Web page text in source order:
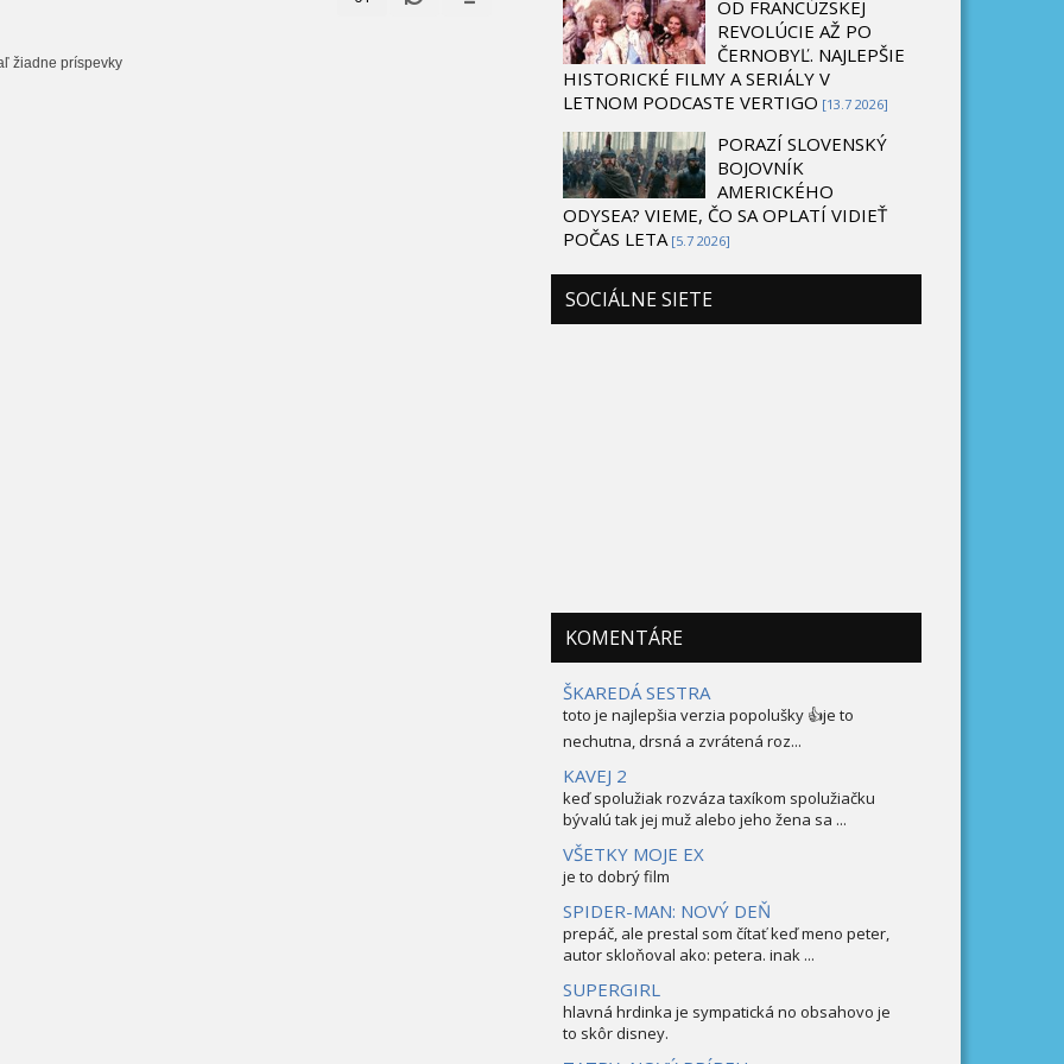
žiadne príspevky
OD FRANCÚZSKEJ
REVOLÚCIE AŽ PO
ČERNOBYĽ. NAJLEPŠIE
HISTORICKÉ FILMY A SERIÁLY V
LETNOM PODCASTE VERTIGO [13.7 2026]
PORAZÍ SLOVENSKÝ
BOJOVNÍK
AMERICKÉHO
ODYSEA? VIEME, ČO SA OPLATÍ VIDIEŤ
POČAS LETA [5.7 2026]
SOCIÁLNE SIETE
KOMENTÁRE
ŠKAREDÁ SESTRA
toto je najlepšia verzia popolušky 👍je to
nechutna, drsná a zvrátená roz...
KAVEJ 2
keď spolužiak rozváza taxíkom spolužiačku
bývalú tak jej muž alebo jeho žena sa ...
VŠETKY MOJE EX
je to dobrý film
SPIDER-MAN: NOVÝ DEŇ
prepáč, ale prestal som čítať keď meno peter,
autor skloňoval ako: petera. inak ...
SUPERGIRL
hlavná hrdinka je sympatická no obsahovo je
to skôr disney.